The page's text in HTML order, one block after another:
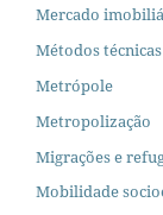
Mercado
Métodos
Metrópole
Metropolização
Migrações e
Mobilidade